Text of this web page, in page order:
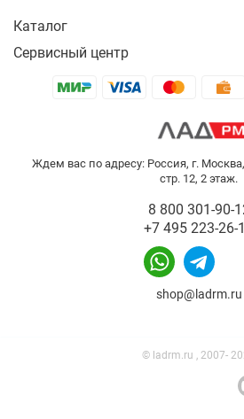
Каталог
Сервисный центр
Ждем вас по адресу: Россия, г.
стр. 12, 2 этаж.
8 800 301-90-
+7 495 223-26-
shop@ladrm.ru
© ladrm.ru , 2007-